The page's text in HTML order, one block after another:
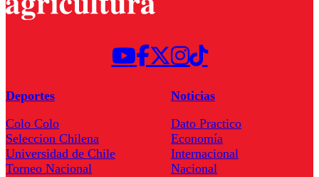
Deportes
Colo Colo
Seleccion Chilena
Universidad de Chile
Torneo Nacional
Noticias
Dato Practico
Economía
Internacional
Nacional